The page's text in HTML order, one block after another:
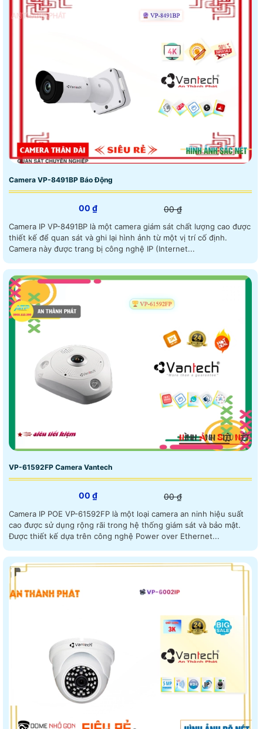
Camera VP-8491BP Báo Động
00 ₫ 00 ₫
Camera IP VP-8491BP là một camera giám sát chất lượng cao được
thiết kế để quan sát và ghi lại hình ảnh từ một vị trí cố định.
Camera này được trang bị công nghệ IP (Internet...
VP-61592FP Camera Vantech
00 ₫ 00 ₫
Camera IP POE VP-61592FP là một loại camera an ninh hiệu suất
cao được sử dụng rộng rãi trong hệ thống giám sát và bảo mật.
Được thiết kế dựa trên công nghệ Power over Ethernet...